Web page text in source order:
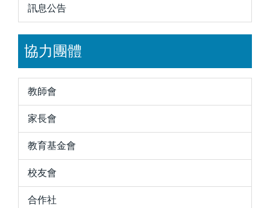
訊息公告
協力團體
教師會
家長會
教育基金會
校友會
合作社